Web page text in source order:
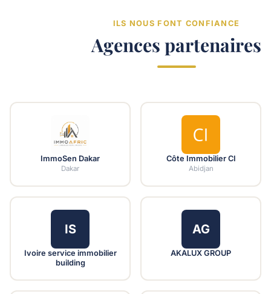
ILS NOUS FONT CONFIANCE
Agences partenaires
ImmoSen Dakar
Dakar
Côte Immobilier CI
Abidjan
IS
Ivoire service immobilier
building
AG
AKALUX GROUP